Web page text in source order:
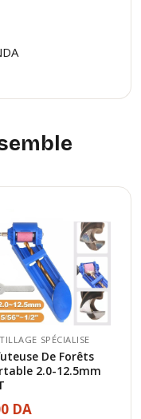
SPÉCIALISE
De Forêts
2.0-12.5mm
DA